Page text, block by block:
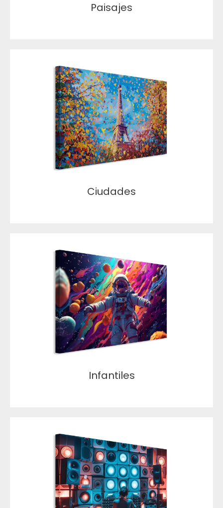
Paisajes
Ciudades
Infantiles